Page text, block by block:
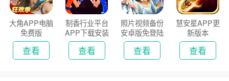
大角APP电脑
免费版
查看
制香行业平台
APP下载安装
2026
查看
照片视频备份
安卓版免登陆
版
查看
慧安星APP更
新版本
查看